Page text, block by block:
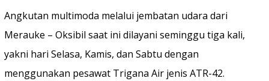
Angkutan multimoda melalui jembatan udara dari
Merauke – Oksibil saat ini dilayani seminggu tiga kali,
yakni hari Selasa, Kamis, dan Sabtu dengan
menggunakan pesawat Trigana Air jenis ATR-42.